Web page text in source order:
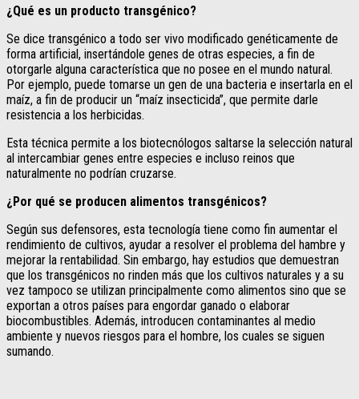
¿Qué es un producto transgénico?
Se dice transgénico a todo ser vivo modificado genéticamente de
forma artificial, insertándole genes de otras especies, a fin de
otorgarle alguna característica que no posee en el mundo natural.
Por ejemplo, puede tomarse un gen de una bacteria e insertarla en el
maíz, a fin de producir un “maíz insecticida”, que permite darle
resistencia a los herbicidas.
Esta técnica permite a los biotecnólogos saltarse la selección natural
al intercambiar genes entre especies e incluso reinos que
naturalmente no podrían cruzarse.
¿Por qué se producen alimentos transgénicos?
Según sus defensores, esta tecnología tiene como fin aumentar el
rendimiento de cultivos, ayudar a resolver el problema del hambre y
mejorar la rentabilidad. Sin embargo, hay estudios que demuestran
que los transgénicos no rinden más que los cultivos naturales y a su
vez tampoco se utilizan principalmente como alimentos sino que se
exportan a otros países para engordar ganado o elaborar
biocombustibles. Además, introducen contaminantes al medio
ambiente y nuevos riesgos para el hombre, los cuales se siguen
sumando.